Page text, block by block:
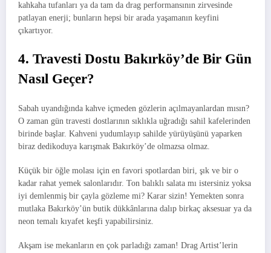
kahkaha tufanları ya da tam da drag performansının zirvesinde
patlayan enerji; bunların hepsi bir arada yaşamanın keyfini
çıkartıyor.
4. Travesti Dostu Bakırköy’de Bir Gün
Nasıl Geçer?
Sabah uyandığında kahve içmeden gözlerin açılmayanlardan mısın?
O zaman gün travesti dostlarının sıklıkla uğradığı sahil kafelerinden
birinde başlar. Kahveni yudumlayıp sahilde yürüyüşünü yaparken
biraz dedikoduya karışmak Bakırköy’de olmazsa olmaz.
Küçük bir öğle molası için en favori spotlardan biri, şık ve bir o
kadar rahat yemek salonlarıdır. Ton balıklı salata mı istersiniz yoksa
iyi demlenmiş bir çayla gözleme mi? Karar sizin! Yemekten sonra
mutlaka Bakırköy’ün butik dükkânlarına dalıp birkaç aksesuar ya da
neon temalı kıyafet keşfi yapabilirsiniz.
Akşam ise mekanların en çok parladığı zaman! Drag Artist’lerin